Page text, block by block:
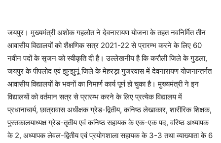
जयपुर। मुख्यमंत्री अशोक गहलोत ने देवनारायण योजना के तहत नवनिर्मित तीन
आवासीय विद्यालयों को शैक्षणिक सत्र 2021-22 से प्रारम्भ करने के लिए 60
नवीन पदों के सृजन को स्वीकृति दी है। उल्लेखनीय है कि करौली जिले के गुडला,
जयपुर के पीपलोद एवं झुन्झुनूं जिले के मेहरड़ा गुजरवास में देवनारायण योजनान्तर्गत
आवासीय विद्यालयों के भवनों का निमार्ण कार्य पूर्ण हो चुका है। मुख्यमंत्री ने इन
विद्यालयों को वर्तमान सत्र से प्रारम्भ करने के लिए प्रत्येक विद्यालय में
प्रधानाचार्य, छात्रावास अधीक्षक ग्रेड-द्वितीय, कनिष्ठ लेखाकार, शारीरिक शिक्षक,
पुस्तकालयाध्यक्ष ग्रेड-तृतीय एवं कनिष्ठ सहायक के एक-एक पद, वरिष्ठ अध्यापक
के 2, अध्यापक लेवल-द्वितीय एवं प्रयोगशाला सहायक के 3-3 तथा व्याख्याता के 6